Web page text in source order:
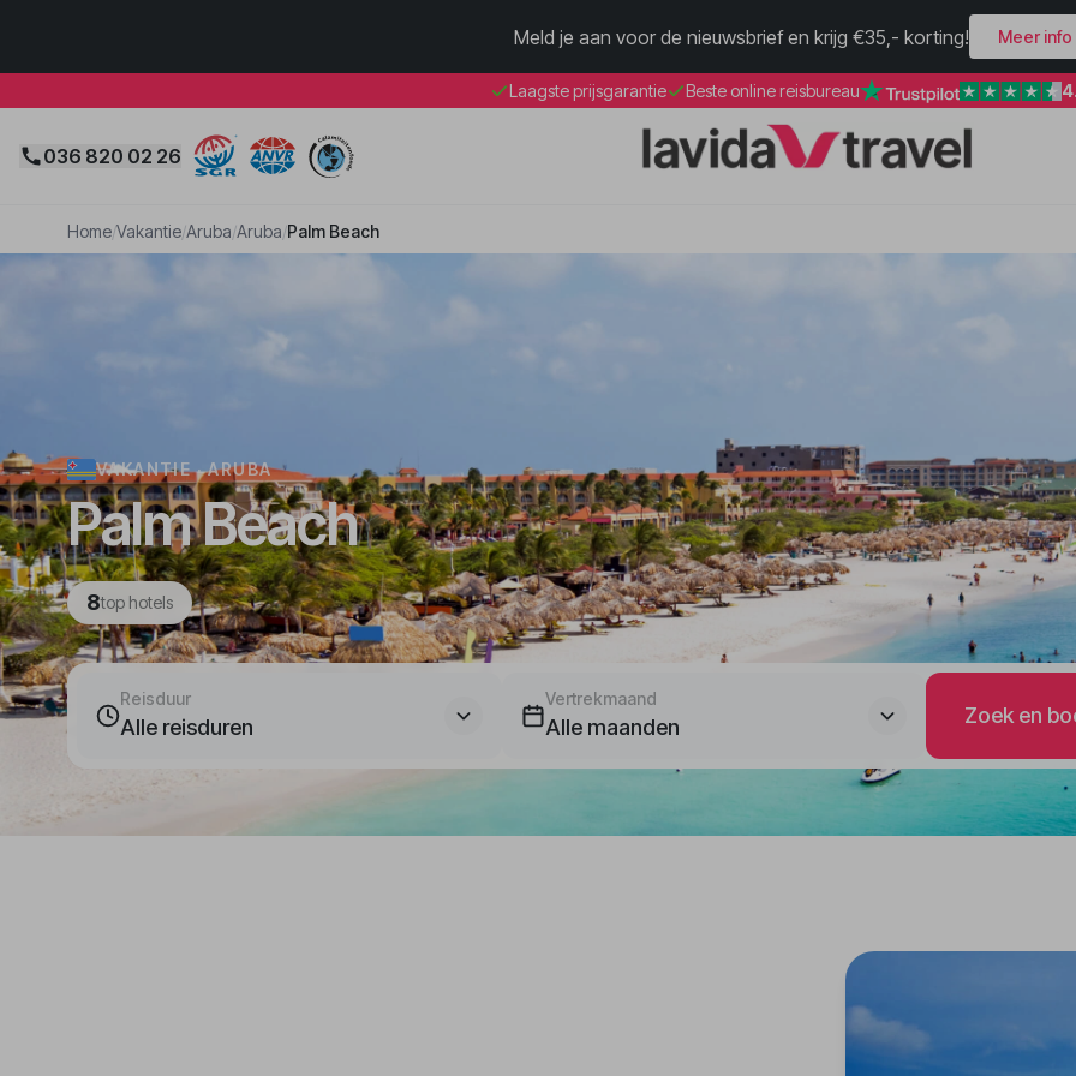
Meld je aan voor de nieuwsbrief en krijg €35,- korting! Meer info
Laagste prijsgarantie Beste online reisbureau
036 820 02 26
Home/Vakantie/Aruba/Aruba/Palm Beach
VAKANTIE · ARUBA
Palm Beach
8top hotels
Reisduur
Alle reisduren
Vertrekmaand
Alle maanden Zoek en